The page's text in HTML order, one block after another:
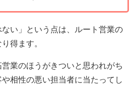
い」という点は、ルート営業の
得ます。
業のほうがきついと思われがち
相性の悪い担当者に当たってし